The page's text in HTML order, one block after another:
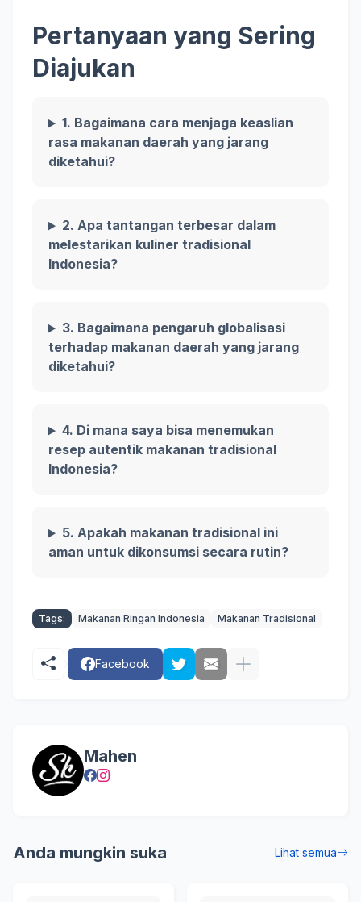
Pertanyaan yang Sering
Diajukan
1. Bagaimana cara menjaga keaslian
rasa makanan daerah yang jarang
diketahui?
2. Apa tantangan terbesar dalam
melestarikan kuliner tradisional
Indonesia?
3. Bagaimana pengaruh globalisasi
terhadap makanan daerah yang jarang
diketahui?
4. Di mana saya bisa menemukan
resep autentik makanan tradisional
Indonesia?
5. Apakah makanan tradisional ini
aman untuk dikonsumsi secara rutin?
Tags: Makanan Ringan Indonesia Makanan Tradisional
Facebook
Mahen
Anda mungkin suka Lihat semua